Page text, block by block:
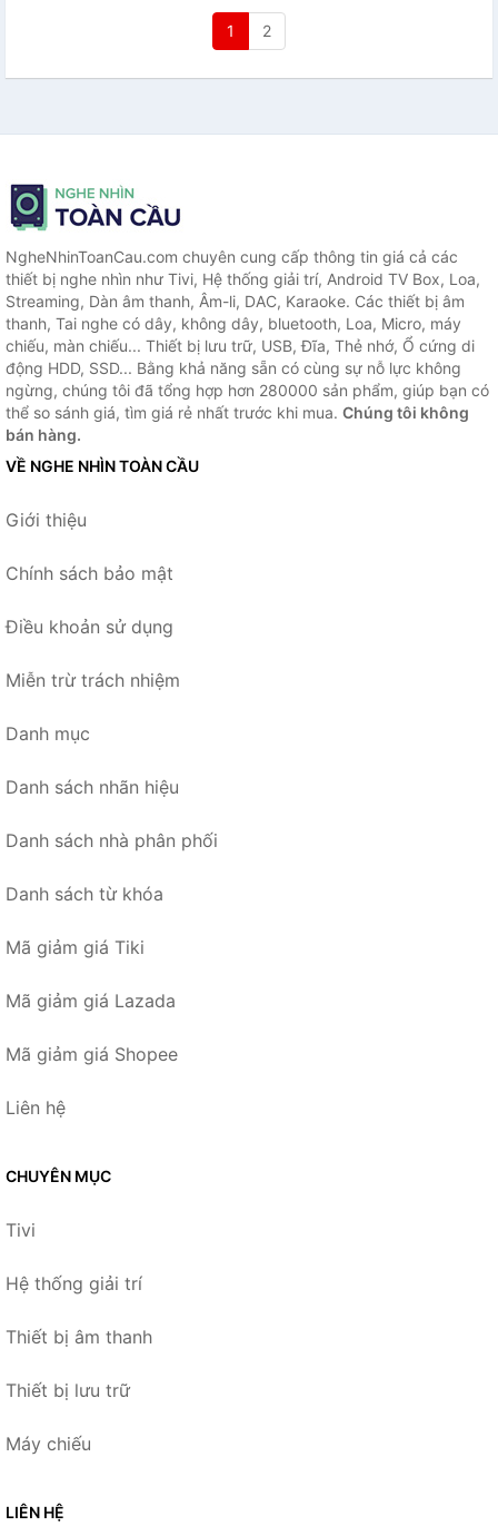
1 2
NgheNhinToanCau.com chuyên cung cấp thông tin giá cả các
thiết bị nghe nhìn như Tivi, Hệ thống giải trí, Android TV Box, Loa,
Streaming, Dàn âm thanh, Âm-li, DAC, Karaoke. Các thiết bị âm
thanh, Tai nghe có dây, không dây, bluetooth, Loa, Micro, máy
chiếu, màn chiếu... Thiết bị lưu trữ, USB, Đĩa, Thẻ nhớ, Ổ cứng di
động HDD, SSD... Bằng khả năng sẵn có cùng sự nỗ lực không
ngừng, chúng tôi đã tổng hợp hơn 280000 sản phẩm, giúp bạn có
thể so sánh giá, tìm giá rẻ nhất trước khi mua. Chúng tôi không
bán hàng.
VỀ NGHE NHÌN TOÀN CẦU
Giới thiệu
Chính sách bảo mật
Điều khoản sử dụng
Miễn trừ trách nhiệm
Danh mục
Danh sách nhãn hiệu
Danh sách nhà phân phối
Danh sách từ khóa
Mã giảm giá Tiki
Mã giảm giá Lazada
Mã giảm giá Shopee
Liên hệ
CHUYÊN MỤC
Tivi
Hệ thống giải trí
Thiết bị âm thanh
Thiết bị lưu trữ
Máy chiếu
LIÊN HỆ